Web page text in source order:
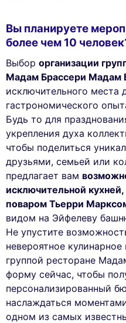
Вы планируете
более чем 10
Выбор организации
Мадам Брассери Мадам
исключительного места
гастрономического
Будь то для
укрепления духа
чтобы поделиться
друзьями, семьей или
предлагает вам
исключительной
поваром Тьерри
видом на Эйфелеву
Не упустите
невероятное
группой ресторане
форму сейчас, чтобы
персонализированный
наслаждаться
одном из самых